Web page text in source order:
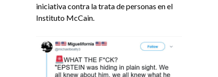
iniciativa contra la trata de personas en el
Instituto McCain.